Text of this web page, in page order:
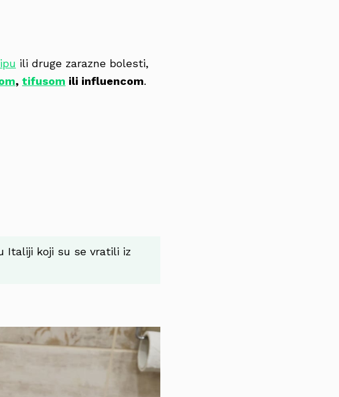
ili druge zarazne bolesti,
, tifusom ili influencom.
Italiji koji su se vratili iz